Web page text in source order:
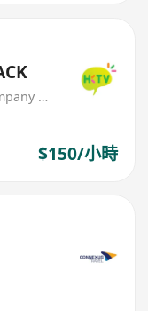
Hong Kong Technology Venture Company Limited(HKTV)
$150/小時